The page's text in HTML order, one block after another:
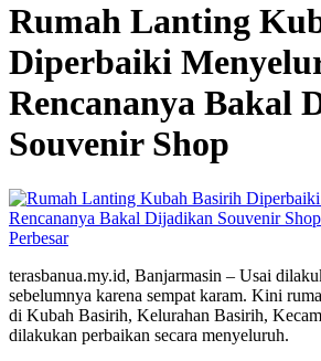
Rumah Lanting
Diperbaiki
Rencananya Bakal
Souvenir Shop
Perbesar
terasbanua.my.id, Banjarmasin – Usai
sebelumnya karena sempat karam. Kini
di Kubah Basirih, Kelurahan Basirih,
dilakukan perbaikan secara menyeluruh.